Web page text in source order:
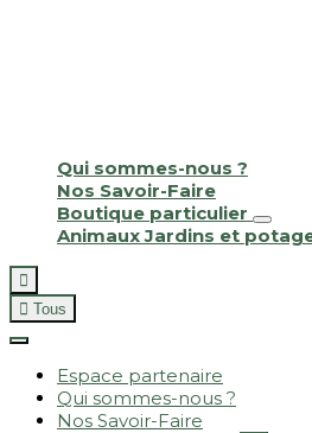
Qui sommes-nous ?
Nos Savoir-Faire
Boutique particulier
AnimauxJardins et

 Tous
Espace partenaire
Qui sommes-nous ?
Nos Savoir-Faire